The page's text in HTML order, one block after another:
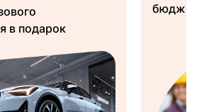
в подарок